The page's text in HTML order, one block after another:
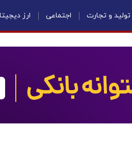
تولید و تجارت اجتماعی ارز